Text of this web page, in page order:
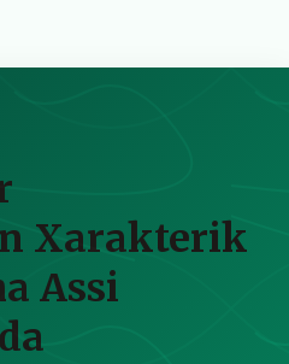
Xarakterik
Assi